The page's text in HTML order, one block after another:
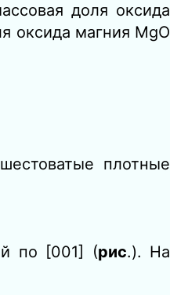
доля оксида
оксида магния MgO
плотные
по [001] (рис.). На